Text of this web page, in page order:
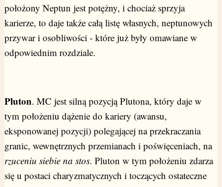
położony Neptun jest potężny, i chociaż sprzyja
karierze, to daje także całą listę własnych, neptunowych
przywar i osobliwości - które już były omawiane w
odpowiednim rozdziale.
Pluton. MC jest silną pozycją Plutona, który daje w
tym położeniu dążenie do kariery (awansu,
eksponowanej pozycji) polegającej na przekraczania
granic, wewnętrznych przemianach i poświęceniach, na
rzuceniu siebie na stos. Pluton w tym położeniu zdarza
się u postaci charyzmatycznych i toczących ostateczne